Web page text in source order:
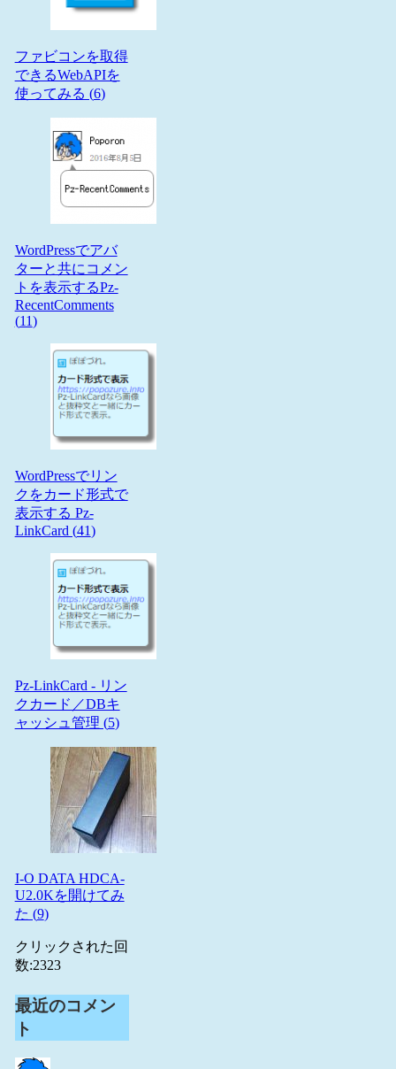
ファビコンを取得
できるWebAPIを
使ってみる (6)
WordPressでアバ
ターと共にコメン
トを表示するPz-
RecentComments
(11)
WordPressでリン
クをカード形式で
表示する Pz-
LinkCard (41)
Pz-LinkCard - リン
クカード／DBキ
ャッシュ管理 (5)
I-O DATA HDCA-
U2.0Kを開けてみ
た (9)
クリックされた回
数:2323
最近のコメン
ト